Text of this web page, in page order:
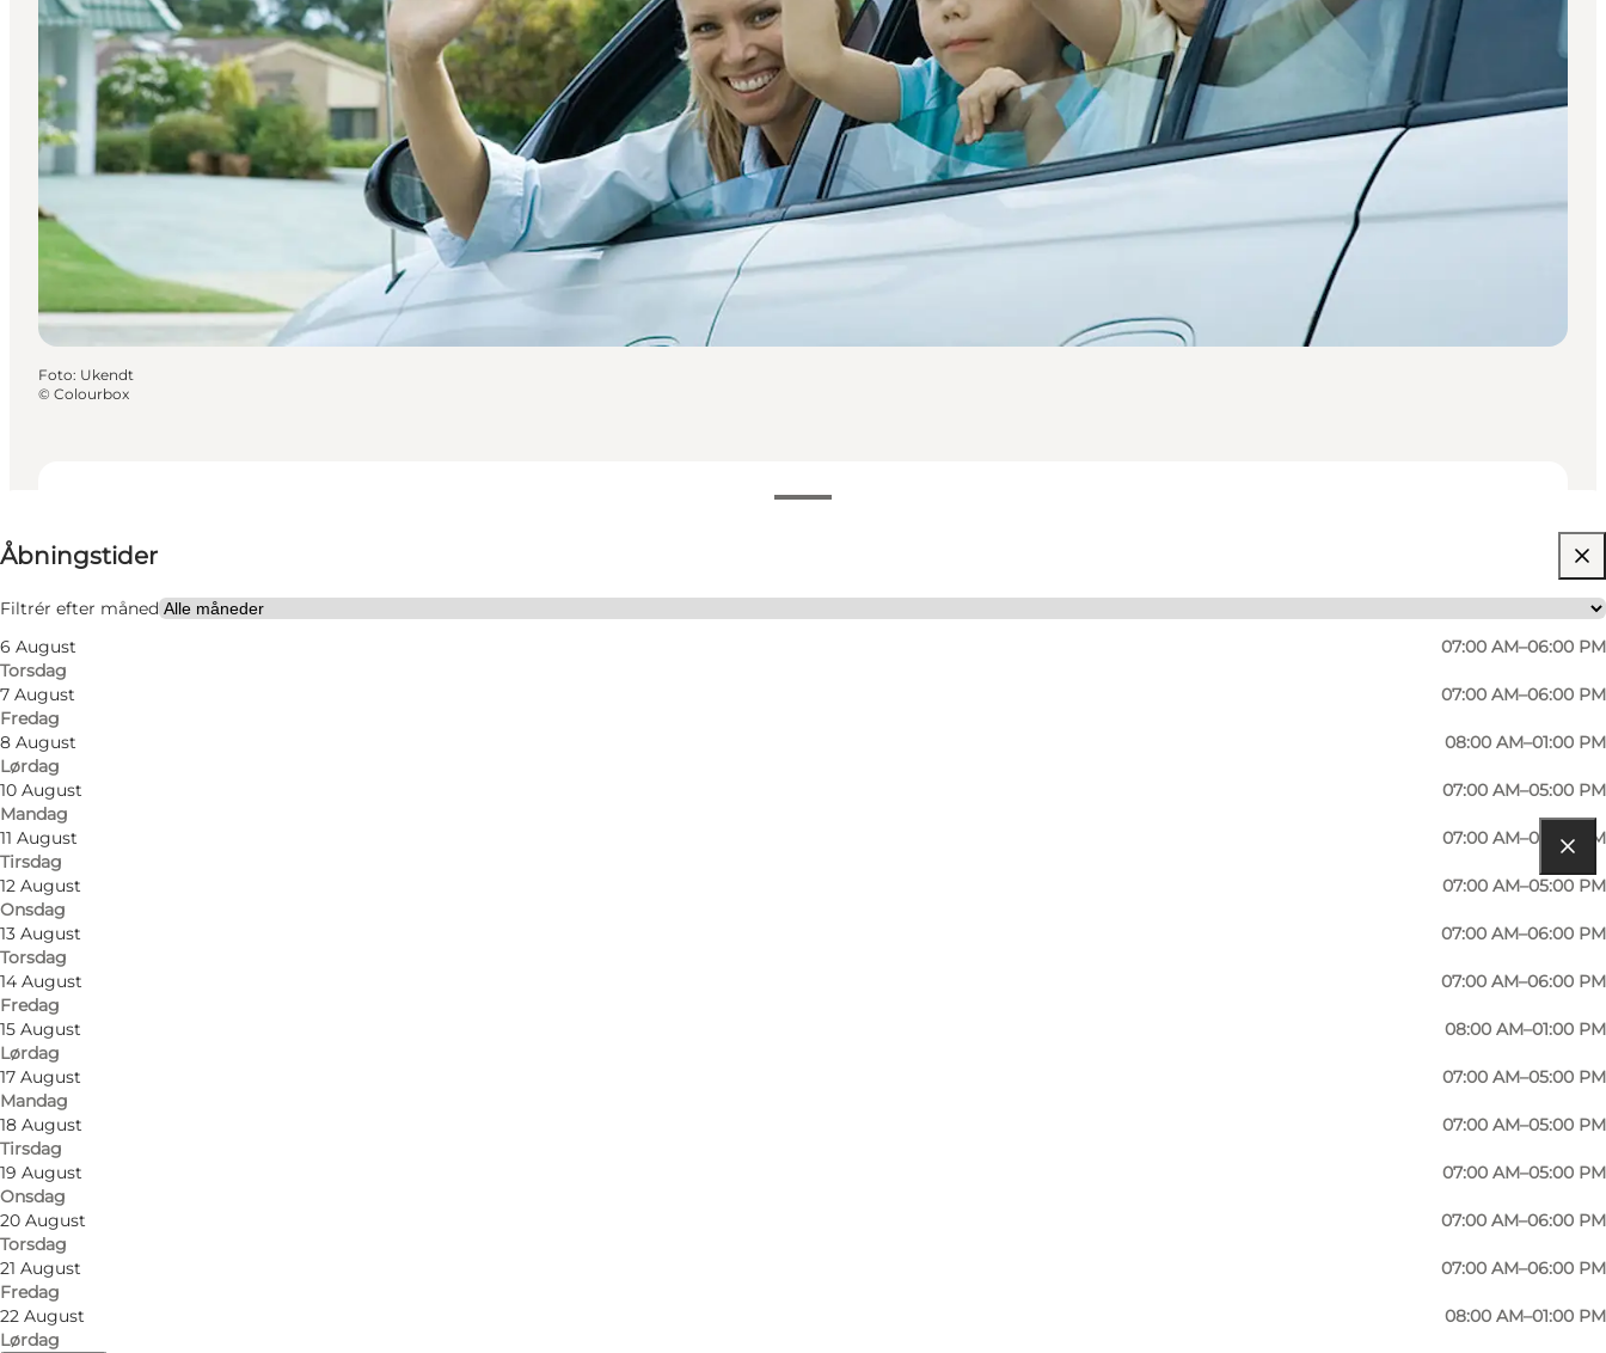
Åbningstider
Filtrér efter måned
6 August
Torsdag
07:00 AM–06:00 PM
7 August
Fredag
07:00 AM–06:00 PM
8 August
Lørdag
08:00 AM–01:00 PM
10 August
Mandag
07:00 AM–05:00 PM
11 August
Tirsdag
07:00 AM–05:00 PM
12 August
Onsdag
07:00 AM–05:00 PM
13 August
Torsdag
07:00 AM–06:00 PM
14 August
Fredag
07:00 AM–06:00 PM
15 August
Lørdag
08:00 AM–01:00 PM
17 August
Mandag
07:00 AM–05:00 PM
18 August
Tirsdag
07:00 AM–05:00 PM
19 August
Onsdag
07:00 AM–05:00 PM
20 August
Torsdag
07:00 AM–06:00 PM
21 August
Fredag
07:00 AM–06:00 PM
22 August
Lørdag
08:00 AM–01:00 PM
Besøg hjemmeside
Min virksomhed, Mig selv, Min partner, Venner
Foto: Ukendt
© Colourbox
Find vej
Vestre Stationsvej 9
5000 Odense C